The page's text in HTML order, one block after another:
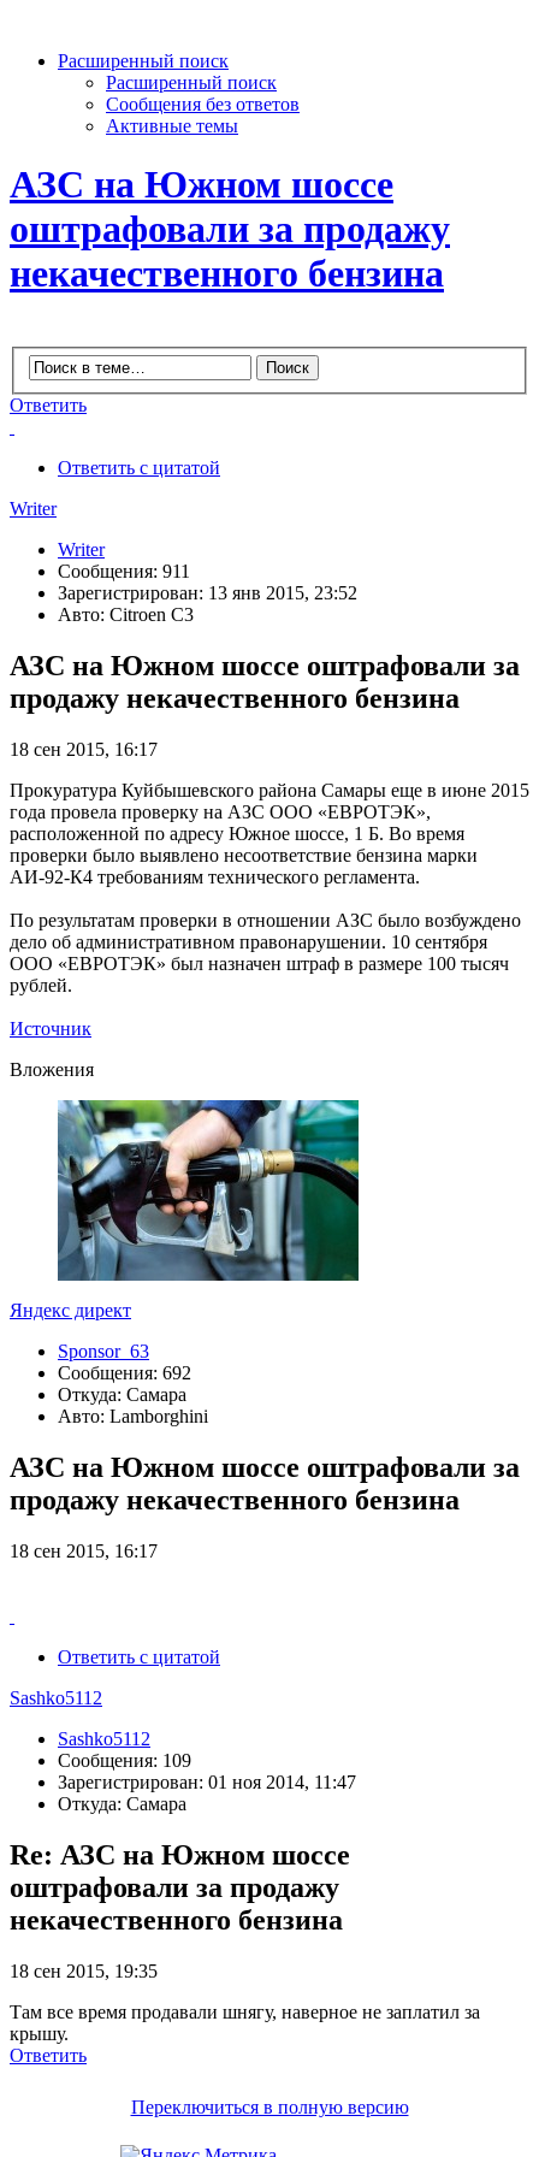
Расширенный поиск
Расширенный поиск
Сообщения без ответов
Активные темы
АЗС на Южном шоссе
оштрафовали за продажу
некачественного бензина
Ответить
Ответить с цитатой
Writer
Writer
Сообщения: 911
Зарегистрирован: 13 янв 2015, 23:52
Авто: Citroen C3
АЗС на Южном шоссе оштрафовали за
продажу некачественного бензина
18 сен 2015, 16:17
Прокуратура Куйбышевского района Самары еще в июне 2015
года провела проверку на АЗС ООО «ЕВРОТЭК»,
расположенной по адресу Южное шоссе, 1 Б. Во время
проверки было выявлено несоответствие бензина марки
АИ-92-К4 требованиям технического регламента.
По результатам проверки в отношении АЗС было возбуждено
дело об административном правонарушении. 10 сентября
ООО «ЕВРОТЭК» был назначен штраф в размере 100 тысяч
рублей.
Источник
Вложения
Яндекс директ
Sponsor_63
Сообщения: 692
Откуда: Самара
Авто: Lamborghini
АЗС на Южном шоссе оштрафовали за
продажу некачественного бензина
18 сен 2015, 16:17
Ответить с цитатой
Sashko5112
Sashko5112
Сообщения: 109
Зарегистрирован: 01 ноя 2014, 11:47
Откуда: Самара
Re: АЗС на Южном шоссе
оштрафовали за продажу
некачественного бензина
18 сен 2015, 19:35
Там все время продавали шнягу, наверное не заплатил за
крышу.
Ответить
Переключиться в полную версию